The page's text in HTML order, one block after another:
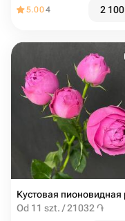
5.004 2 100
Od 11 szt. / 21032 ֏